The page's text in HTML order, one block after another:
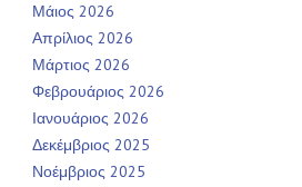
Μάιος 2026
Απρίλιος 2026
Μάρτιος 2026
Φεβρουάριος 2026
Ιανουάριος 2026
Δεκέμβριος 2025
Νοέμβριος 2025